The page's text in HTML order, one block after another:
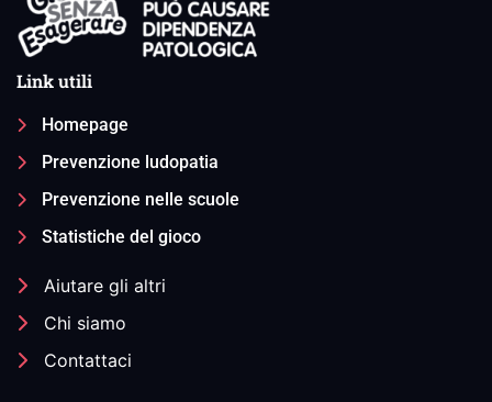
Link utili
Homepage
Prevenzione ludopatia
Prevenzione nelle scuole
Statistiche del gioco
Aiutare gli altri
Chi siamo
Contattaci